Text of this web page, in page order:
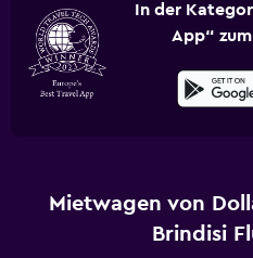
In der
App“
Mietwagen von
Brindisi